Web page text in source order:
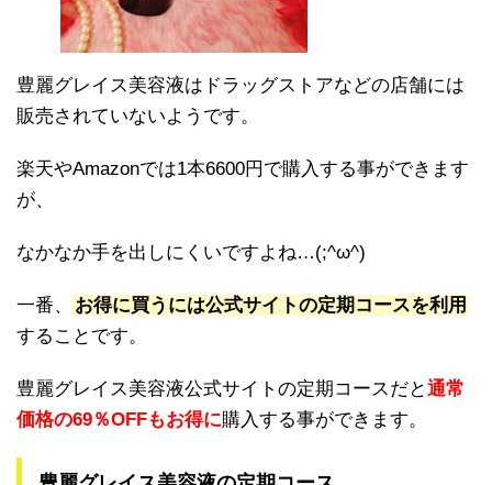
豊麗グレイス美容液はドラッグストアなどの店舗には
販売されていないようです。
楽天やAmazonでは1本6600円で購入する事ができます
が、
なかなか手を出しにくいですよね…(;^ω^)
一番、
お得に買うには公式サイトの定期コースを利用
することです。
豊麗グレイス美容液公式サイトの定期コースだと通常
価格の69％OFFもお得に購入する事ができます。